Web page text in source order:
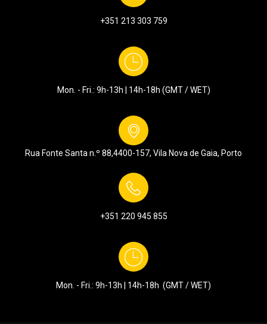
+351 213 303 759
Mon. - Fri.: 9h-13h | 14h-18h (GMT / WET)
Rua Fonte Santa n.º 88,4400-157, Vila Nova de Gaia, Porto
+351 220 945 855
Mon. - Fri.: 9h-13h | 14h-18h (GMT / WET)